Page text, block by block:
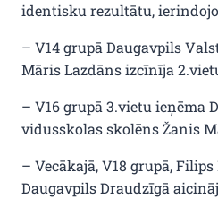
identisku rezultātu,
– V14 grupā Daugavpils
Māris Lazdāns izcīnīja
– V16 grupā 3.vietu ieņēma
vidusskolas skolēns Žanis
– Vecākajā, V18 grupā,
Daugavpils Draudzīgā